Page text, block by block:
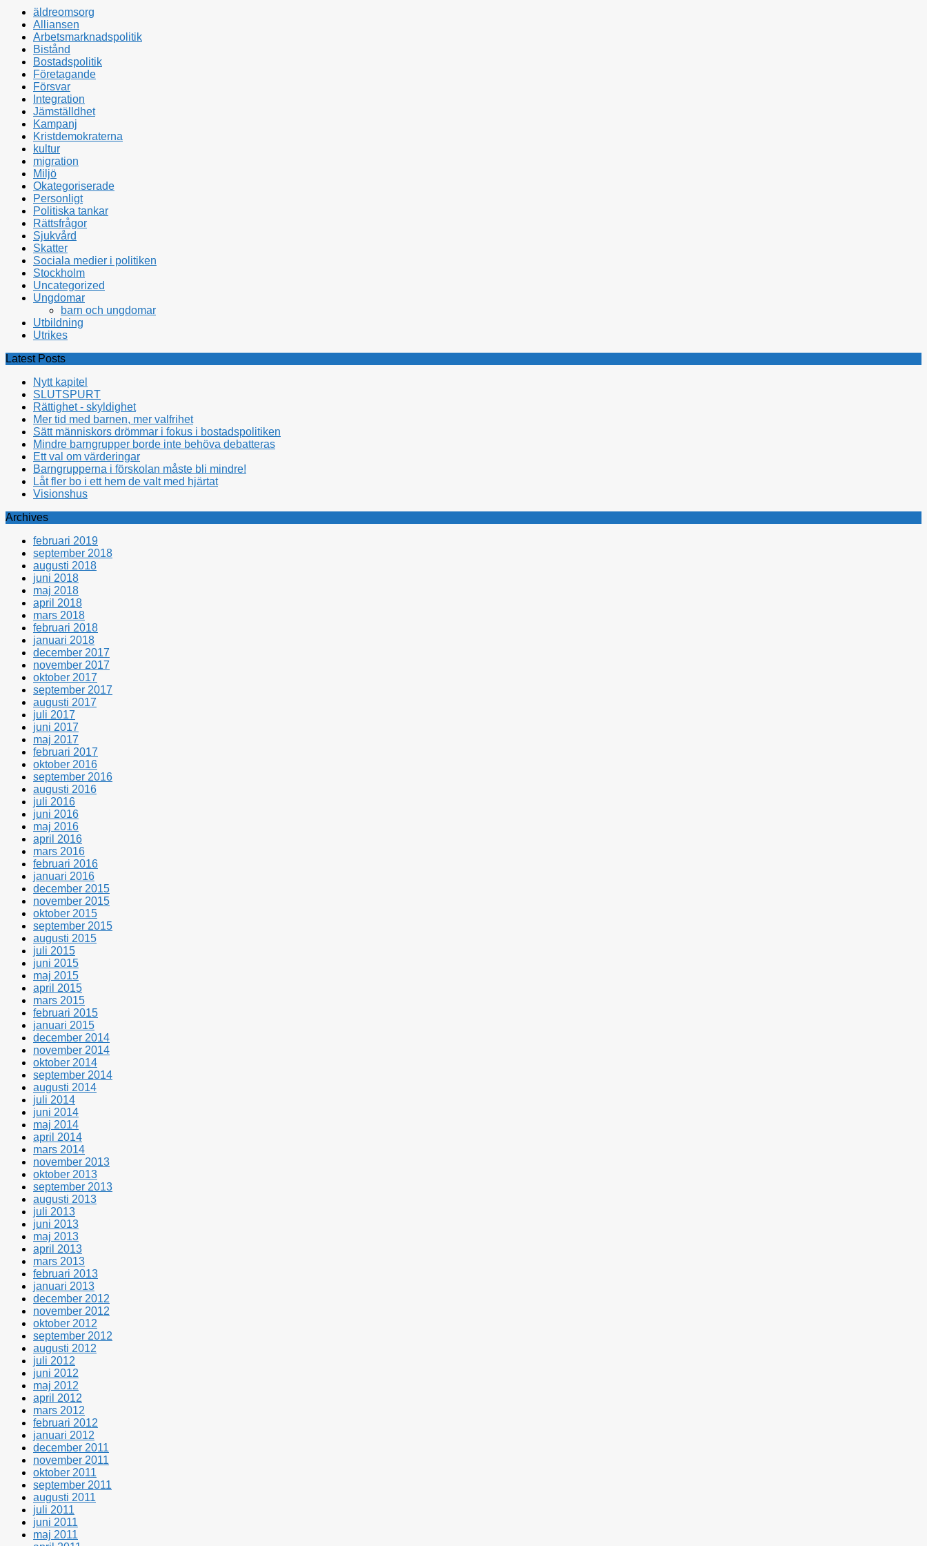
äldreomsorg
Alliansen
Arbetsmarknadspolitik
Bistånd
Bostadspolitik
Företagande
Försvar
Integration
Jämställdhet
Kampanj
Kristdemokraterna
kultur
migration
Miljö
Okategoriserade
Personligt
Politiska tankar
Rättsfrågor
Sjukvård
Skatter
Sociala medier i politiken
Stockholm
Uncategorized
Ungdomar
barn och ungdomar
Utbildning
Utrikes
Latest Posts
Nytt kapitel
SLUTSPURT
Rättighet - skyldighet
Mer tid med barnen, mer valfrihet
Sätt människors drömmar i fokus i bostadspolitiken
Mindre barngrupper borde inte behöva debatteras
Ett val om värderingar
Barngrupperna i förskolan måste bli mindre!
Låt fler bo i ett hem de valt med hjärtat
Visionshus
Archives
februari 2019
september 2018
augusti 2018
juni 2018
maj 2018
april 2018
mars 2018
februari 2018
januari 2018
december 2017
november 2017
oktober 2017
september 2017
augusti 2017
juli 2017
juni 2017
maj 2017
februari 2017
oktober 2016
september 2016
augusti 2016
juli 2016
juni 2016
maj 2016
april 2016
mars 2016
februari 2016
januari 2016
december 2015
november 2015
oktober 2015
september 2015
augusti 2015
juli 2015
juni 2015
maj 2015
april 2015
mars 2015
februari 2015
januari 2015
december 2014
november 2014
oktober 2014
september 2014
augusti 2014
juli 2014
juni 2014
maj 2014
april 2014
mars 2014
november 2013
oktober 2013
september 2013
augusti 2013
juli 2013
juni 2013
maj 2013
april 2013
mars 2013
februari 2013
januari 2013
december 2012
november 2012
oktober 2012
september 2012
augusti 2012
juli 2012
juni 2012
maj 2012
april 2012
mars 2012
februari 2012
januari 2012
december 2011
november 2011
oktober 2011
september 2011
augusti 2011
juli 2011
juni 2011
maj 2011